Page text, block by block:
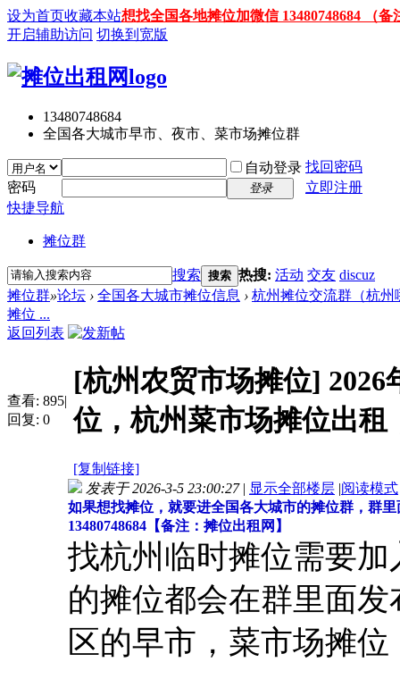
设为首页收藏本站想找全国各地摊位加微信 13480748684 （
开启辅助访问 切换到宽版
13480748684
全国各大城市早市、夜市、菜市场摊位群
自动登录 找回密码
密码
登录
立即注册
快捷导航
摊位群
搜索 搜索 热搜: 活动 交友 discuz
摊位群»论坛 › 全国各大城市摊位信息 › 杭州摊位交流群（杭州
摊位 ...
返回列表
查看: 895|
回复: 0
[杭州农贸市场摊位] 2026
位，杭州菜市场摊位出租
[复制链接]
发表于 2026-3-5 23:00:27 | 显示全部楼层 |阅读模式
如果想找摊位，就要进全国各大城市的摊位群，群
13480748684【备注：摊位出租网】
找杭州临时摊位需要
的摊位都会在群里面
区的早市，菜市场摊位